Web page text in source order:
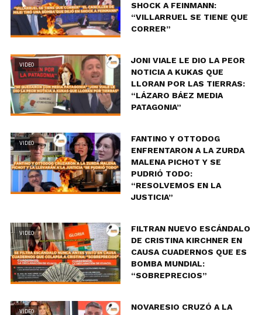
SHOCK A FEINMANN:
“VILLARRUEL SE TIENE QUE
CORRER”
VIDEO
JONI VIALE LE DIO LA PEOR
NOTICIA A KUKAS QUE
LLORAN POR LAS TIERRAS:
“LÁZARO BÁEZ MEDIA
PATAGONIA”
VIDEO
FANTINO Y OTTODOG
ENFRENTARON A LA ZURDA
MALENA PICHOT Y SE
PUDRIÓ TODO:
“RESOLVEMOS EN LA
JUSTICIA”
VIDEO
FILTRAN NUEVO ESCÁNDALO
DE CRISTINA KIRCHNER EN
CAUSA CUADERNOS QUE ES
BOMBA MUNDIAL:
“SOBREPRECIOS”
VIDEO
NOVARESIO CRUZÓ A LA